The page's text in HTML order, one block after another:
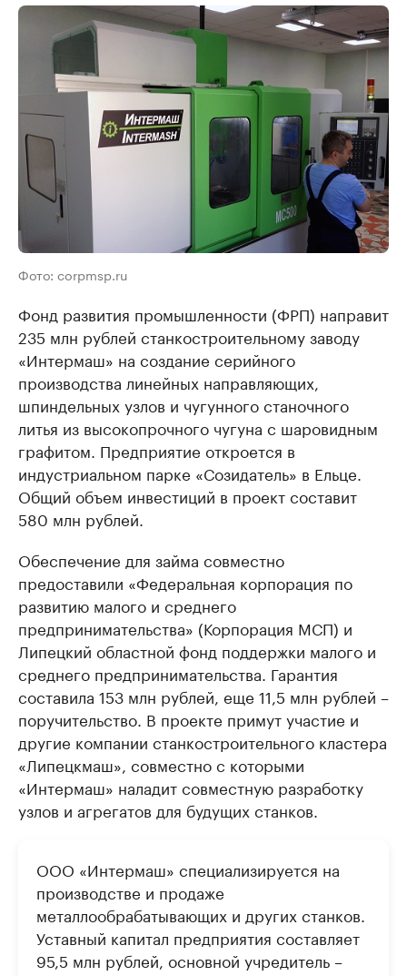
Фото: corpmsp.ru
Фонд развития промышленности (ФРП) направит
235 млн рублей станкостроительному заводу
«Интермаш» на создание серийного
производства линейных направляющих,
шпиндельных узлов и чугунного станочного
литья из высокопрочного чугуна с шаровидным
графитом. Предприятие откроется в
индустриальном парке «Созидатель» в Ельце.
Общий объем инвестиций в проект составит
580 млн рублей.
Обеспечение для займа совместно
предоставили «Федеральная корпорация по
развитию малого и среднего
предпринимательства» (Корпорация МСП) и
Липецкий областной фонд поддержки малого и
среднего предпринимательства. Гарантия
составила 153 млн рублей, еще 11,5 млн рублей –
поручительство. В проекте примут участие и
другие компании станкостроительного кластера
«Липецкмаш», совместно с которыми
«Интермаш» наладит совместную разработку
узлов и агрегатов для будущих станков.
ООО «Интермаш» специализируется на
производстве и продаже
металлообрабатывающих и других станков.
Уставный капитал предприятия составляет
95,5 млн рублей, основной учредитель –